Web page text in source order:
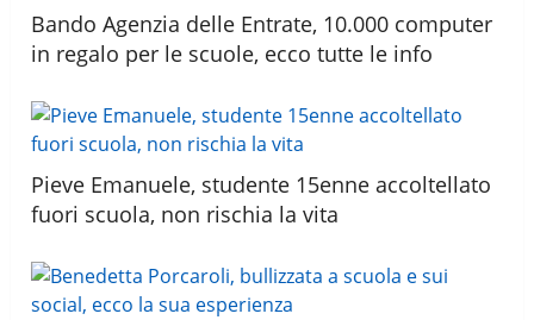
Bando Agenzia delle Entrate, 10.000 computer
in regalo per le scuole, ecco tutte le info
Pieve Emanuele, studente 15enne accoltellato
fuori scuola, non rischia la vita